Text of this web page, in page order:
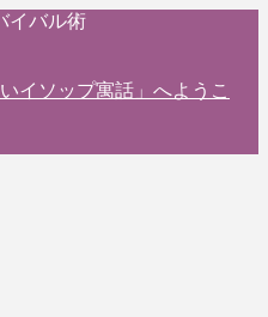
イバル術
イソップ寓話」へようこ